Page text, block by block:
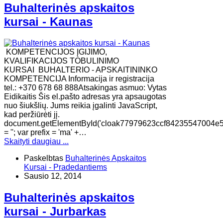
Buhalterinės apskaitos
kursai - Kaunas
KOMPETENCIJOS ĮGIJIMO,
KVALIFIKACIJOS TOBULINIMO
KURSAI BUHALTERIO - APSKAITININKO
KOMPETENCIJA Informacija ir registracija
tel.: +370 678 68 888Atsakingas asmuo: Vytas
Eidikaitis Šis el.pašto adresas yra apsaugotas
nuo šiukšlių. Jums reikia įgalinti JavaScript,
kad peržiūrėti jį.
= ''; var prefix = 'ma' +…
Skaityti daugiau ...
Paskelbtas Buhalterinės Apskaitos
Kursai - Pradedantiems
Sausio 12, 2014
Buhalterinės apskaitos
kursai - Jurbarkas